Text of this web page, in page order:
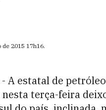
de 2015 17h16.
A estatal de
terça-feira